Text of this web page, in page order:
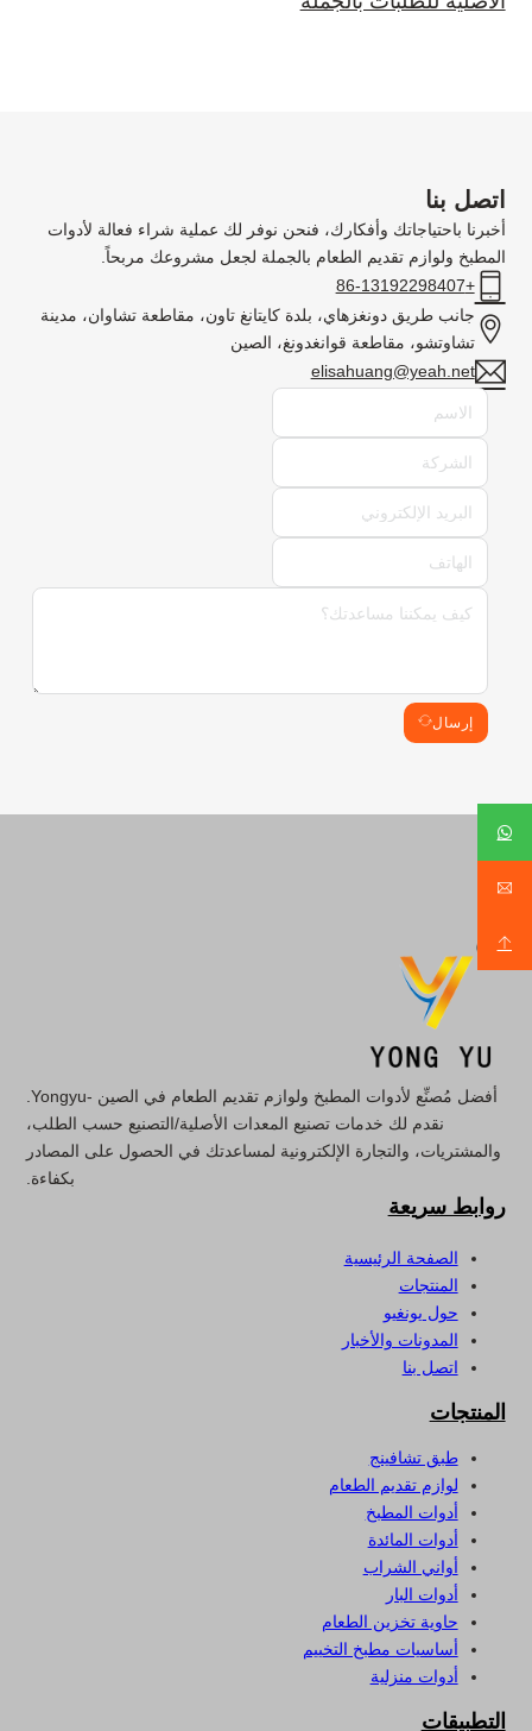
اتصل بنا
أخبرنا باحتياجاتك وأفكارك، فنحن نوفر لك عملية شراء فعالة لأدوات
المطبخ ولوازم تقديم الطعام بالجملة لجعل مشروعك مربحاً.
+86-13192298407
جانب طريق دونغزهاي، بلدة كايتانغ تاون، مقاطعة تشاوان، مدينة
تشاوتشو، مقاطعة قوانغدونغ، الصين
elisahuang@yeah.net
إرسال
أفضل مُصنِّع لأدوات المطبخ ولوازم تقديم الطعام في الصين -Yongyu.
نقدم لك خدمات تصنيع المعدات الأصلية/التصنيع حسب الطلب،
والمشتريات، والتجارة الإلكترونية لمساعدتك في الحصول على المصادر
بكفاءة.
روابط سريعة
الصفحة الرئيسية
المنتجات
حول يونغيو
المدونات والأخبار
اتصل بنا
المنتجات
طبق تشافينج
لوازم تقديم الطعام
أدوات المطبخ
أدوات المائدة
أواني الشراب
أدوات البار
حاوية تخزين الطعام
أساسيات مطبخ التخييم
أدوات منزلية
التطبيقات